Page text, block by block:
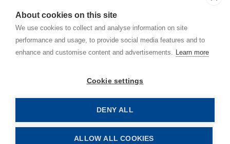
About cookies on this site
We use cookies to collect and analyse information on site
performance and usage, to provide social media features and to
enhance and customise content and advertisements. Learn more
Cookie settings
DENY ALL
ALLOW ALL COOKIES
Obchodný sektor
Beauty
Výroba a spracovanie potravín
Priemysel
Dom a záhrada
Databáza poznatkov